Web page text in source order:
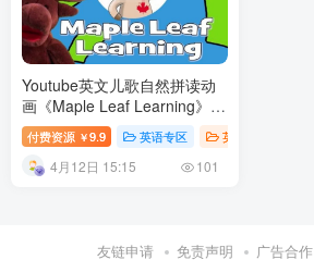
Youtube英文儿歌自然拼读动
画《Maple Leaf Learning》全
410集 百度网盘下载
付费资源 ￥9.9 英语专区 英语儿歌
4月12日 15:15 101
友链申请 免责声明 广告合作